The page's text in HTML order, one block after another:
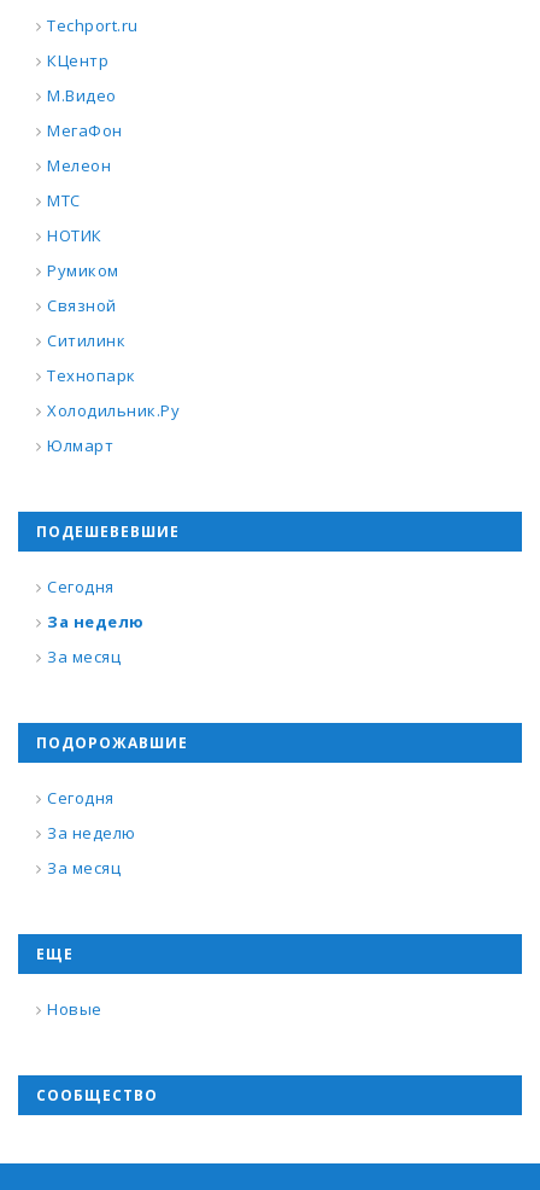
Techport.ru
КЦентр
М.Видео
МегаФон
Мелеон
МТС
НОТИК
Румиком
Связной
Ситилинк
Технопарк
Холодильник.Ру
Юлмарт
ПОДЕШЕВЕВШИЕ
Сегодня
За неделю
За месяц
ПОДОРОЖАВШИЕ
Сегодня
За неделю
За месяц
ЕЩЕ
Новые
СООБЩЕСТВО